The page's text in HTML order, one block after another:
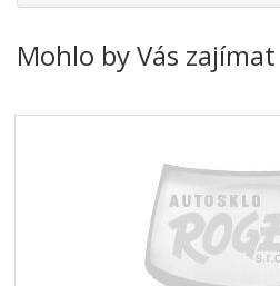
Mohlo by Vás zajímat